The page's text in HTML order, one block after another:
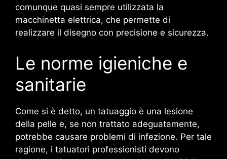
comunque quasi sempre utilizzata la
macchinetta elettrica, che permette di
realizzare il disegno con precisione e sicurezza.
Le norme igieniche e
sanitarie
Come si è detto, un tatuaggio è una lesione
della pelle e, se non trattato adeguatamente,
potrebbe causare problemi di infezione. Per tale
ragione, i tatuatori professionisti devono